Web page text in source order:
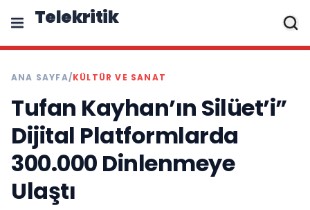
Telekritik
ANA SAYFA/KÜLTÜR VE SANAT
Tufan Kayhan’ın Silüet’i”
Dijital Platformlarda
300.000 Dinlenmeye
Ulaştı